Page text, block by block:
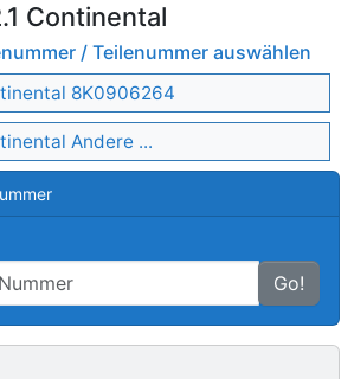
Continental
/ Teilenummer auswählen
8K0906264
Andere ...
Go!